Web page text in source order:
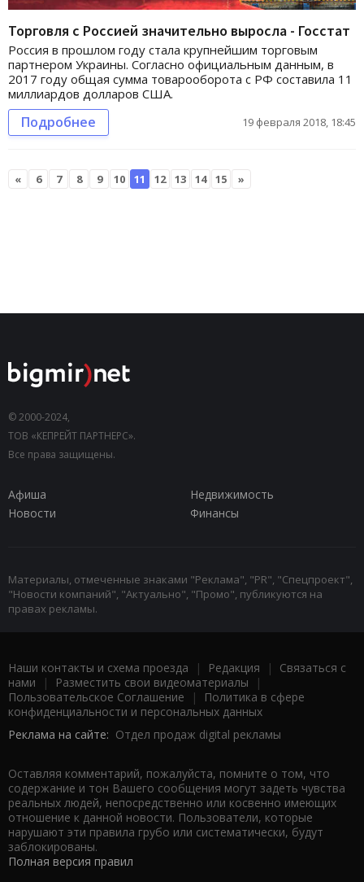
Торговля с Россией значительно выросла - Госстат
Россия в прошлом году стала крупнейшим торговым
партнером Украины. Согласно официальным данным, в
2017 году общая сумма товарооборота с РФ составила 11
миллиардов долларов США.
Подробнее 19 февраля 2018, 18:45
« 6 7 8 9 10 11 12 13 14 15 »
© 2000-2024,
ТОВ «КЕПРЕЙТ ПАРТНЕРС».
Все права защищены.
Афиша
Недвижимость
Новости
Финансы
Материалы, отмеченные знаками "Реклама", "PR", "Спецпроект",
"Новости компаний", "Актуально", "Промо", публикуются на
правах рекламы.
Наши контакты и схема проезда | Редакция | Связаться с
нами | Разместить свои видеоматериалы |
Пользовательское Соглашение |
Политика в сфере
конфиденциальности и персональных данных
Реклама на сайте: Отдел продаж digital рекламы
Оставляя комментарий, пожалуйста, помните о том, что
содержание и тон Вашего сообщения могут задеть чувства
реальных людей, непосредственно или косвенно имеющих
отношение к данной новости. Пользователи, которые
нарушают эти правила грубо или систематически, будут
заблокированы.
Полная версия правил